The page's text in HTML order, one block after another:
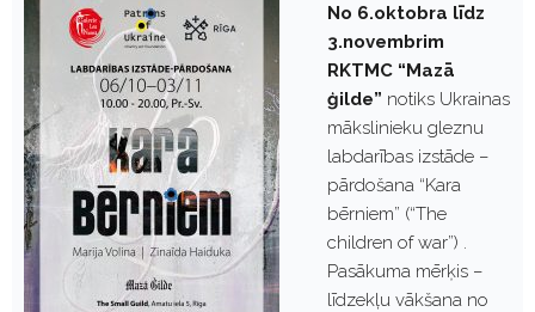
No 6.oktobra līdz
3.novembrim
RKTMC “Mazā
ģilde” notiks Ukrainas
mākslinieku gleznu
labdarības izstāde –
pārdošana “Kara
bērniem” (“The
children of war”) .
Pasākuma mērķis –
līdzekļu vākšana no